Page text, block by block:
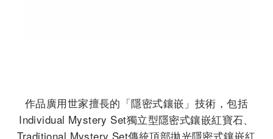
作品廣用世家擅長的「隱密式鑲嵌」技術，包括
Individual Mystery Set獨立型隱密式鑲嵌紅寶石、
Traditional Mystery Set傳統頂部拋光隱密式鑲嵌紅